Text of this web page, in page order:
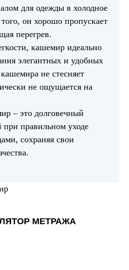
для одежды в холодное
он хорошо пропускает
перегрев.
кашемир идеально
элегантных и удобных
не стесняет
не ощущается на
– это долговечный
при правильном уходе
сохраняя свои
МЕТРАЖА